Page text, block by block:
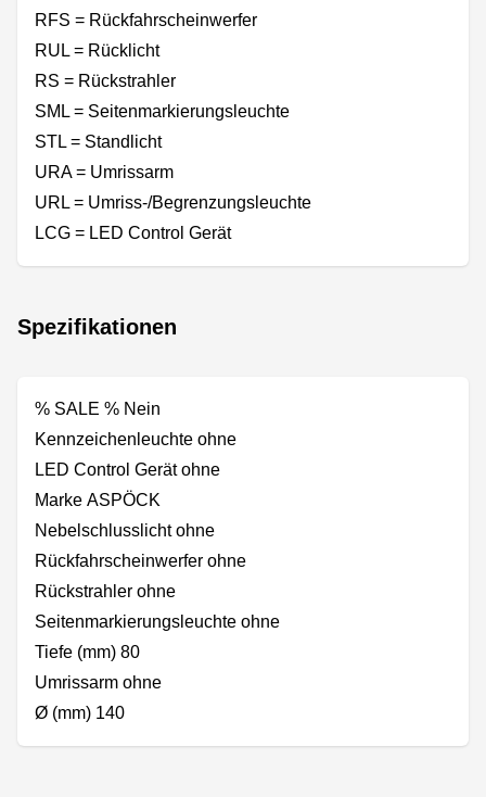
RFS = Rückfahrscheinwerfer
RUL = Rücklicht
RS = Rückstrahler
SML = Seitenmarkierungsleuchte
STL = Standlicht
URA = Umrissarm
URL = Umriss-/Begrenzungsleuchte
LCG = LED Control Gerät
Spezifikationen
% SALE % Nein
Kennzeichenleuchte ohne
LED Control Gerät ohne
Marke ASPÖCK
Nebelschlusslicht ohne
Rückfahrscheinwerfer ohne
Rückstrahler ohne
Seitenmarkierungsleuchte ohne
Tiefe (mm) 80
Umrissarm ohne
Ø (mm) 140